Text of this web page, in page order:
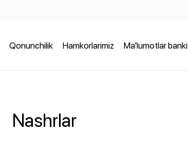
Qonunchilik Hamkorlarimiz Ma'lumotlar banki
Nashrlar